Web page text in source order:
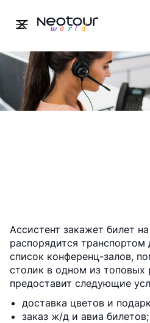
Ассистент закажет билет
распорядится транспортом
список конференц-залов,
столик в одном из топовых
предоставит следующие
доставка цветов и
заказ ж/д и авиа билетов;